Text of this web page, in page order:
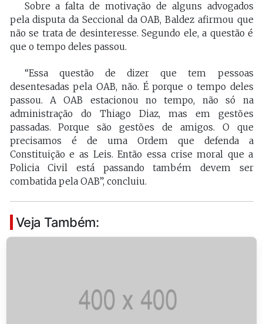
Sobre a falta de motivação de alguns advogados
pela disputa da Seccional da OAB, Baldez afirmou que
não se trata de desinteresse. Segundo ele, a questão é
que o tempo deles passou.
“Essa questão de dizer que tem pessoas
desentesadas pela OAB, não. É porque o tempo deles
passou. A OAB estacionou no tempo, não só na
administração do Thiago Diaz, mas em gestões
passadas. Porque são gestões de amigos. O que
precisamos é de uma Ordem que defenda a
Constituição e as Leis. Então essa crise moral que a
Policia Civil está passando também devem ser
combatida pela OAB”, concluiu.
Veja Também: